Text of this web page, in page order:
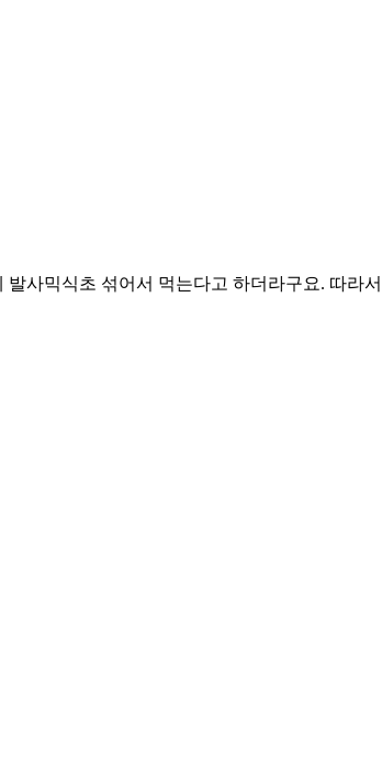
사믹식초 섞어서 먹는다고 하더라구요. 따라